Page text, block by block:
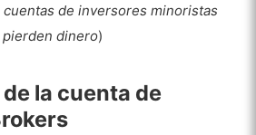
cuentas de inversores minoristas
pierden dinero)
la cuenta de